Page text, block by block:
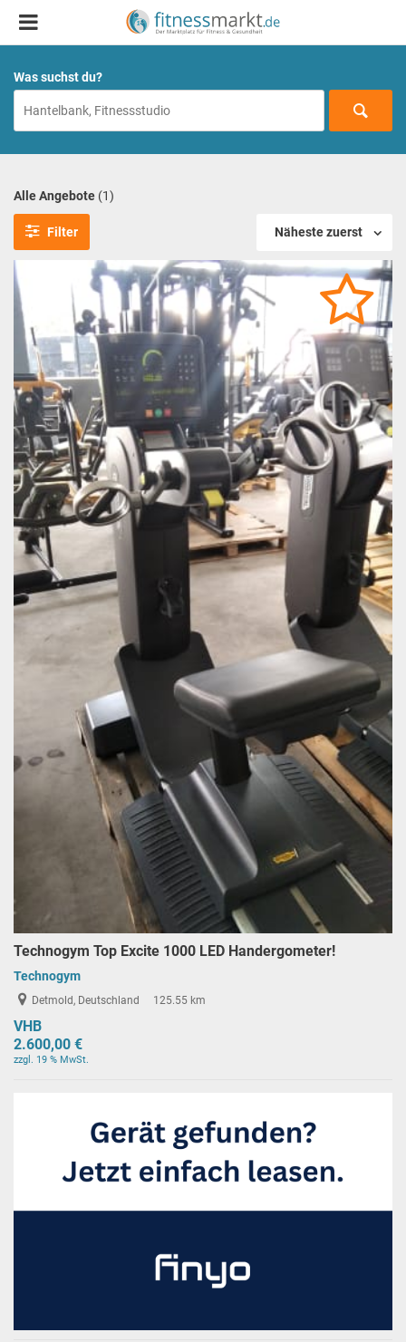
Was suchst du?
Alle Angebote (1)
Filter Näheste zuerst
Technogym Top Excite 1000 LED Handergometer!
Technogym
Detmold, Deutschland 125.55 km
VHB
2.600,00 €
zzgl. 19 % MwSt.